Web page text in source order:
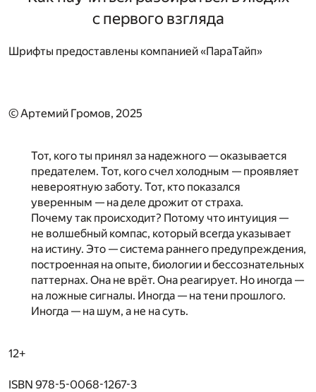
с первого взгляда
Шрифты предоставлены компанией «ПараТайп»
© Артемий Громов, 2025
Тот, кого ты принял за надежного — оказывается
предателем. Тот, кого счел холодным — проявляет
невероятную заботу. Тот, кто показался
уверенным — на деле дрожит от страха.
Почему так происходит? Потому что интуиция —
не волшебный компас, который всегда указывает
на истину. Это — система раннего предупреждения,
построенная на опыте, биологии и бессознательных
паттернах. Она не врёт. Она реагирует. Но иногда —
на ложные сигналы. Иногда — на тени прошлого.
Иногда — на шум, а не на суть.
12+
ISBN 978-5-0068-1267-3